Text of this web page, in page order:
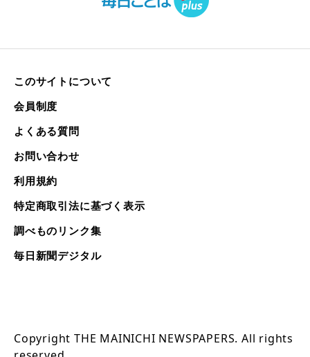
このサイトについて
会員制度
よくある質問
お問い合わせ
利用規約
特定商取引法に基づく表示
調べものリンク集
毎日新聞デジタル
Copyright THE MAINICHI NEWSPAPERS. All rights